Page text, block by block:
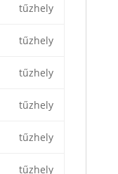
tűzhely
tűzhely
tűzhely
tűzhely
tűzhely
tűzhely